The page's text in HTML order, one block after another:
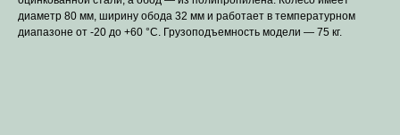
диаметр 80 мм, ширину обода 32 мм и работает в температурном
диапазоне от -20 до +60 °С. Грузоподъемность модели — 75 кг.